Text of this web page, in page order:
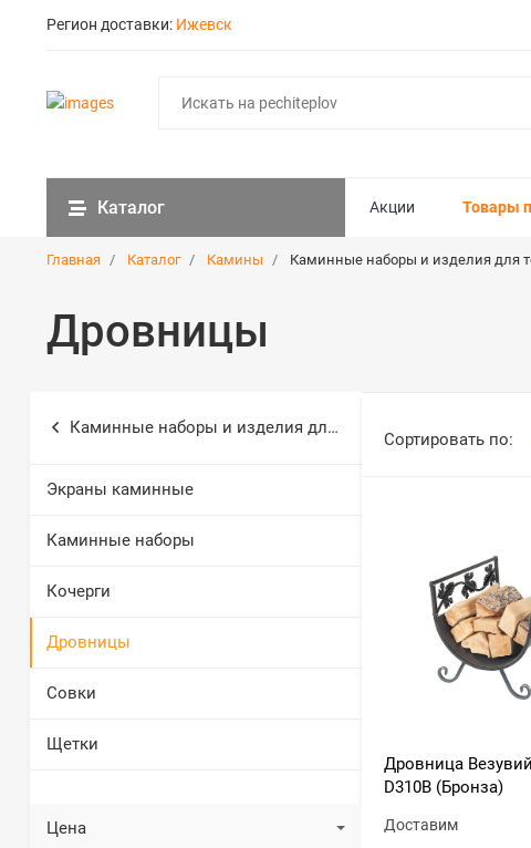
Регион доставки: Ижевск
Каталог Акции Товары
Главная Каталог Камины Каминные наборы и изделия для
Дровницы
Каминные наборы и изделия для топки
Экраны каминные
Каминные наборы
Кочерги
Дровницы
Совки
Щетки
Цена
Сортировать по:
Дровница
D310B (Бронза)
Доставим